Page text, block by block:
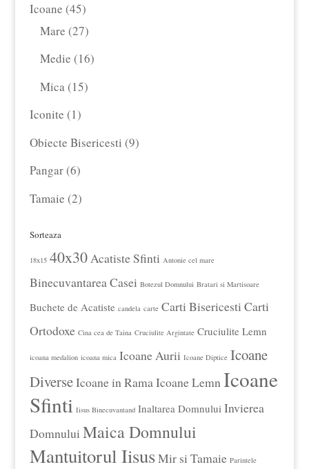
Icoane 4545
de
produse
Mare 2727
de
Medie 1616
Mica 1515
Iconite 11
produs
Obiecte Bisericesti 99
Pangar 66
produse
Tamaie 22
Sorteaza
18x15 40x30Acatiste Sfinti Antonie cel mare
Binecuvantarea Casei Botezul Domnului Bratari si Martisoare
Buchete de Acatiste candela carte Carti Bisericesti Carti
Ortodoxe Cina cea de Taina Cruciulite Argintate Cruciulite Lemn
icoana medalion icoana mica Icoane Aurii Icoane Diptice Icoane
DiverseIcoane in RamaIcoane LemnIcoane
Sfinti Iisus Binecuvantand Inaltarea Domnului Invierea
Domnului Maica Domnului
Mantuitorul IisusMir si Tamaie Parintele